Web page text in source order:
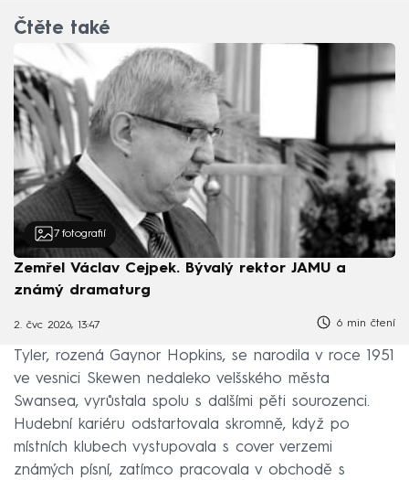
Čtěte také
7 fotografií
Zemřel Václav Cejpek. Bývalý rektor JAMU a
známý dramaturg
2. čvc 2026, 13:47 6 min čtení
Tyler, rozená Gaynor Hopkins, se narodila v roce 1951
ve vesnici Skewen nedaleko velšského města
Swansea, vyrůstala spolu s dalšími pěti sourozenci.
Hudební kariéru odstartovala skromně, když po
místních klubech vystupovala s cover verzemi
známých písní, zatímco pracovala v obchodě s